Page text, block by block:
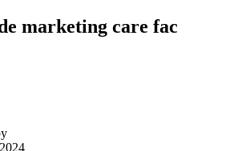
marketing care fac